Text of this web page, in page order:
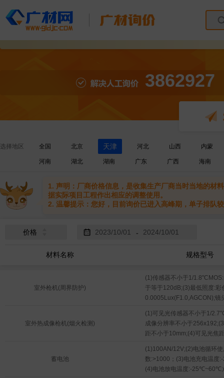
3862927
选择地区 全国 北京 天津 河北 山西 内蒙
河南 湖北 湖南 广东 广西 海南
1. 声明：厂商价格信息，是收集生产厂商当时当地的材
据实际项目工程作出相应的调整使用。
2. 温馨提示：您好，目前询价已进入高峰期，单子排队
价格 -
材料名称 规格型号
室外枪机(周界防护)
(1)传感器不小于1/
于等于120dB;(3)最低照度:彩
0.0005Lux(F1.0,AGCON);镜
30m(白光);(6)支持区域入侵
测，进入/离开区域侦测，徘
聚集侦测，移动侦测，停车
留侦测;支持车辆检测:车牌识
车牌号码;支持快速抓拍人脸
运动人脸进行检测、跟踪、
室外热成像枪机(烟火检测)
(1)可见光传感器不小于1/
成像分辨率不小于
距不小于10mm;(4)可见光焦
(6)码流至少支持2560x1440
1920x1080，1280x720;(7)
侦测，越界侦测，进入/离开
蓄电池
(1)100AN/12V;(2)电池循环
数:>1000；(3)电池充电温
(4)电池放电温度:-